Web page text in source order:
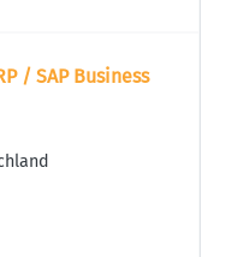
/ SAP Business